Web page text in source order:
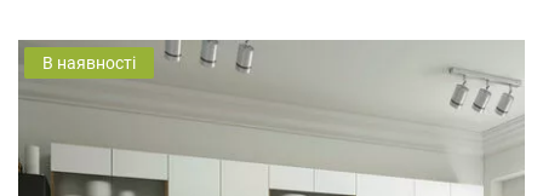
В наявності